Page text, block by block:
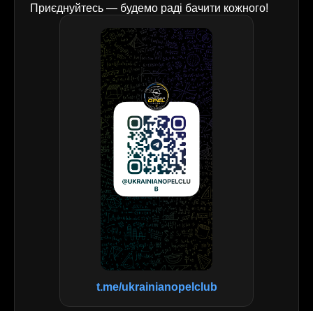
Приєднуйтесь — будемо раді бачити кожного!
t.me/ukrainianopelclub